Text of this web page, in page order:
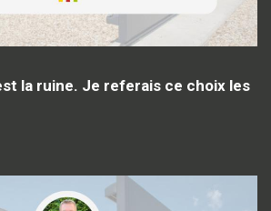
la ruine. Je referais ce choix les